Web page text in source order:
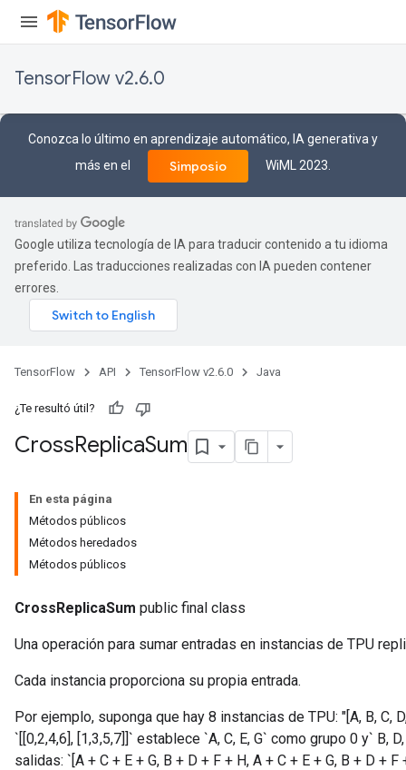
TensorFlow v2.6.0
Conozca lo último en aprendizaje automático, IA generativa y
más en el
Simposio WiML 2023.
Google utiliza tecnología de IA para traducir contenido a tu idioma
preferido. Las traducciones realizadas con IA pueden contener
errores.
TensorFlow API TensorFlow v2.6.0 Java
¿Te resultó útil?
CrossReplicaSum
En esta página
Métodos públicos
Métodos heredados
Métodos públicos
CrossReplicaSum public final class
Una operación para sumar entradas en instancias de TPU
Cada instancia proporciona su propia entrada.
Por ejemplo, suponga que hay 8 instancias de TPU: "[A, B, C,
`[[0,2,4,6], [1,3,5,7]]` establece `A, C, E, G` como grupo 0 y` B,
salidas: `[A + C + E + G, B + D + F + H, A + C + E + G, B + D +